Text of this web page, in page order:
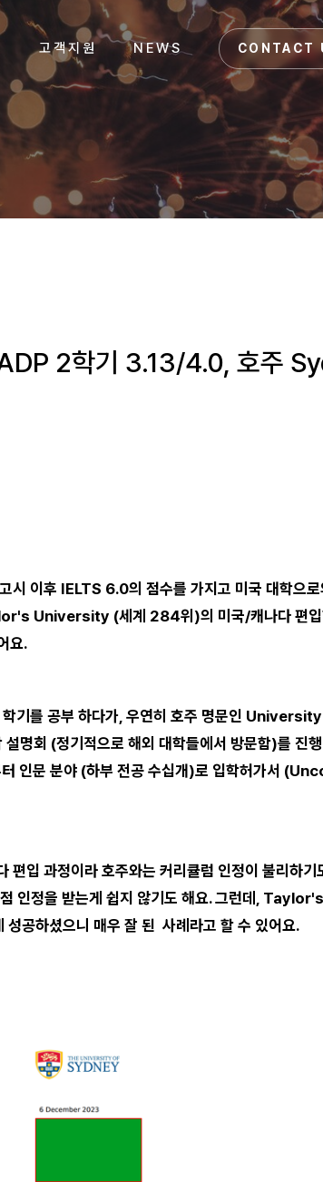
고객지원 NEWS
CONTACT
CONTACT
2학기 3.13/4.0, 호주
시 이후 IELTS 6.0의 점수를 가지고 미국 대학으로
University (세계 284위)의 미국/캐나다
요.
기를 공부 하다가, 우연히 호주 명문인
명회 (정기적으로 해외 대학들에서 방문함)를 진
인문 분야 (하부 전공 수십개)로 입학허가서
입 과정이라 호주와는 커리큘럼 인정이 불리하
인정을 받는게 쉽지 않기도 해요. 그런데,
공하셨으니 매우 잘 된 사례라고 할 수 있어요.